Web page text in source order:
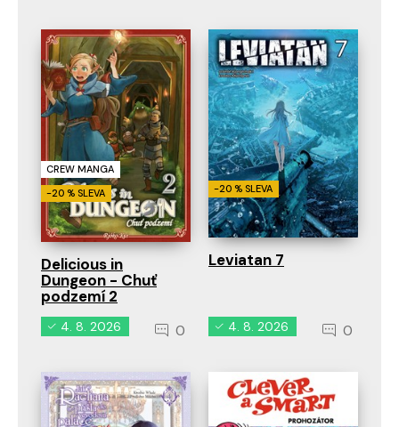
CREW MANGA
-20 % SLEVA
Delicious in
Dungeon - Chuť
podzemí 2
4. 8. 2026 0
-20 % SLEVA
Leviatan 7
4. 8. 2026 0